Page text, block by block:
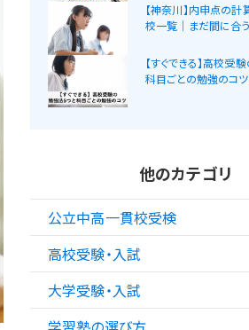
【神奈川】内申点の
校一覧｜まだ間に合
【すぐできる】高校受
科目ごとの勉強のコ
他のカテゴリ
公立中高一貫校受検
高校受験・入試
大学受験・入試